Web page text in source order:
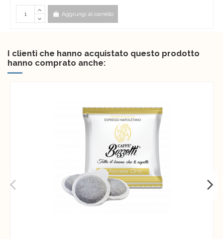
Aggiungi al carrello
I clienti che hanno acquistato questo prodotto
hanno comprato anche: